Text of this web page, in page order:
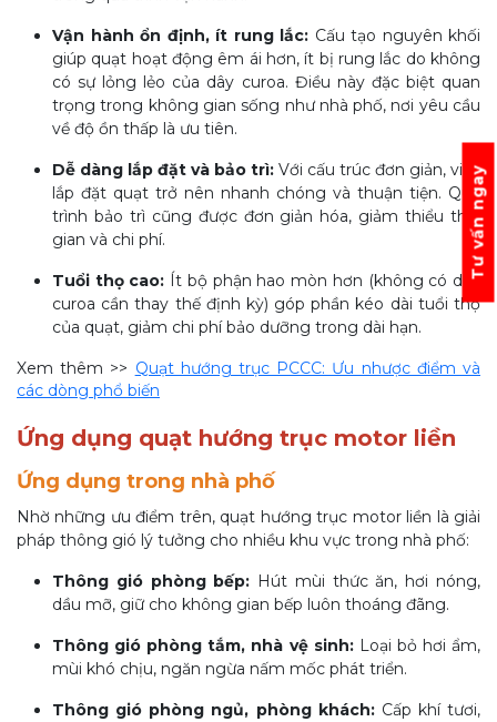
Vận hành ổn định, ít rung lắc: Cấu tạo nguyên khối
giúp quạt hoạt động êm ái hơn, ít bị rung lắc do không
có sự lỏng lẻo của dây curoa. Điều này đặc biệt quan
trọng trong không gian sống như nhà phố, nơi yêu cầu
về độ ồn thấp là ưu tiên.
Dễ dàng lắp đặt và bảo trì: Với cấu trúc đơn giản, việc
lắp đặt quạt trở nên nhanh chóng và thuận tiện. Quá
trình bảo trì cũng được đơn giản hóa, giảm thiểu thời
gian và chi phí.
Tuổi thọ cao: Ít bộ phận hao mòn hơn (không có dây
curoa cần thay thế định kỳ) góp phần kéo dài tuổi thọ
của quạt, giảm chi phí bảo dưỡng trong dài hạn.
Xem thêm >> Quạt hướng trục PCCC: Ưu nhược điểm và
các dòng phổ biến
Ứng dụng quạt hướng trục motor liền
Ứng dụng trong nhà phố
Nhờ những ưu điểm trên, quạt hướng trục motor liền là giải
pháp thông gió lý tưởng cho nhiều khu vực trong nhà phố:
Thông gió phòng bếp: Hút mùi thức ăn, hơi nóng,
dầu mỡ, giữ cho không gian bếp luôn thoáng đãng.
Thông gió phòng tắm, nhà vệ sinh:Loại bỏ hơi ẩm,
mùi khó chịu, ngăn ngừa nấm mốc phát triển.
Thông gió phòng ngủ, phòng khách:Cấp khí tươi,
Tư vấn ngay